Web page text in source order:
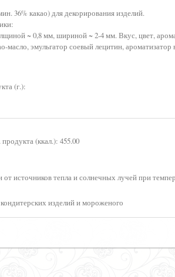
36% какао) для декорирования изделий.
~ 0,8 мм, шириной ~ 2-4 мм. Вкус, цвет,
масло, эмульгатор соевый лецитин,
(г.):
продукта (ккал.): 455.00
от источников тепла и солнечных лучей при
изделий и мороженого